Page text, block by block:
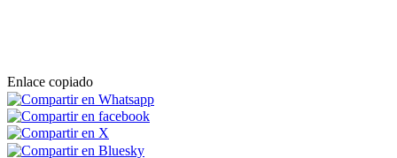
Enlace copiado